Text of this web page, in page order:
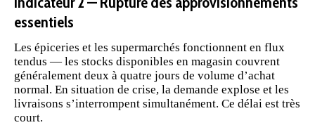
essentiels
Les épiceries et les supermarchés fonctionnent en flux
tendus — les stocks disponibles en magasin couvrent
généralement deux à quatre jours de volume d’achat
normal. En situation de crise, la demande explose et les
livraisons s’interrompent simultanément. Ce délai est très
court.